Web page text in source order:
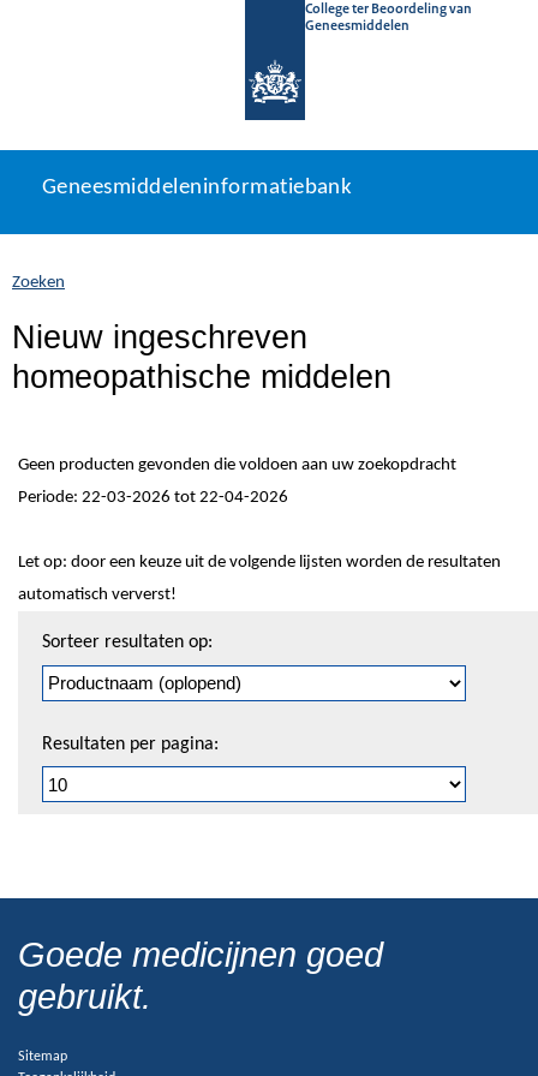
College ter Beoordeling van
Geneesmiddelen
naar
Geneesmiddeleninformatiebank
U
zich
hier:
Geneesmiddeleninformatiebank
Zoeken
Nieuw ingeschreven
homeopathische middelen
Geen producten gevonden die voldoen aan uw zoekopdracht
Periode: 22-03-2026 tot 22-04-2026
Let op: door een keuze uit de volgende lijsten worden de resultaten
automatisch ververst!
pagineren
Sorteer resultaten op:
Resultaten per pagina:
Goede medicijnen goed
gebruikt.
Sitemap